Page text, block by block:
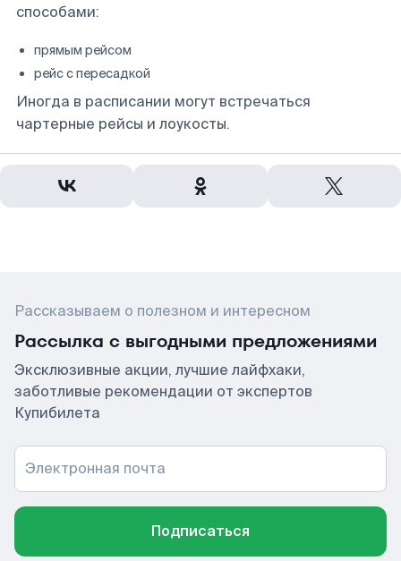
способами:
прямым рейсом
рейс с пересадкой
Иногда в расписании могут встречаться
чартерные рейсы и лоукосты.
Рассказываем о полезном и интересном
Рассылка с выгодными предложениями
Эксклюзивные акции, лучшие лайфхаки,
заботливые рекомендации от экспертов
Купибилета
Электронная почта
Подписаться